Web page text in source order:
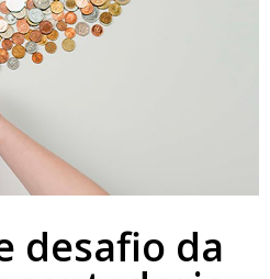
desafio da